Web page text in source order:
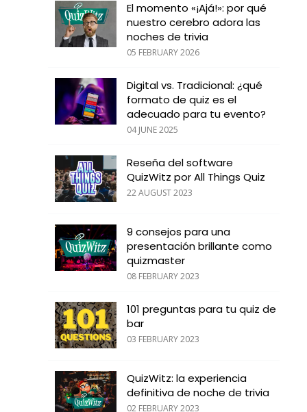
El momento «¡Ajá!»: por qué
nuestro cerebro adora las
noches de trivia
05 FEBRUARY 2026
Digital vs. Tradicional: ¿qué
formato de quiz es el
adecuado para tu evento?
04 JUNE 2025
Reseña del software
QuizWitz por All Things Quiz
22 AUGUST 2023
9 consejos para una
presentación brillante como
quizmaster
08 FEBRUARY 2023
101 preguntas para tu quiz de
bar
03 FEBRUARY 2023
QuizWitz: la experiencia
definitiva de noche de trivia
02 FEBRUARY 2023